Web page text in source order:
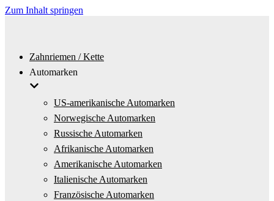
Zum Inhalt springen
Zahnriemen / Kette
Automarken
US-amerikanische Automarken
Norwegische Automarken
Russische Automarken
Afrikanische Automarken
Amerikanische Automarken
Italienische Automarken
Französische Automarken